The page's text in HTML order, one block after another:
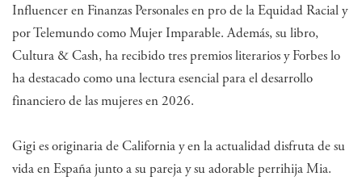
Influencer en Finanzas Personales en pro de la Equidad Racial y
por Telemundo como Mujer Imparable. Además, su libro,
Cultura & Cash, ha recibido tres premios literarios y Forbes lo
ha destacado como una lectura esencial para el desarrollo
financiero de las mujeres en 2026.
Gigi es originaria de California y en la actualidad disfruta de su
vida en España junto a su pareja y su adorable perrihija Mia.